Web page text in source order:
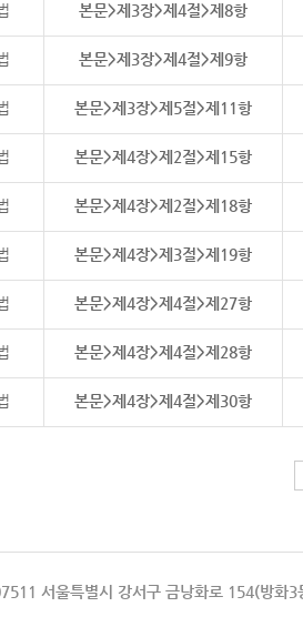
본문>제3장>제4절>제8항
본문>제3장>제4절>제9항
본문>제3장>제5절>제11항
본문>제4장>제2절>제15항
본문>제4장>제2절>제18항
본문>제4장>제3절>제19항
본문>제4장>제4절>제27항
본문>제4장>제4절>제28항
본문>제4장>제4절>제30항
서울특별시 강서구 금낭화로 154(방화3